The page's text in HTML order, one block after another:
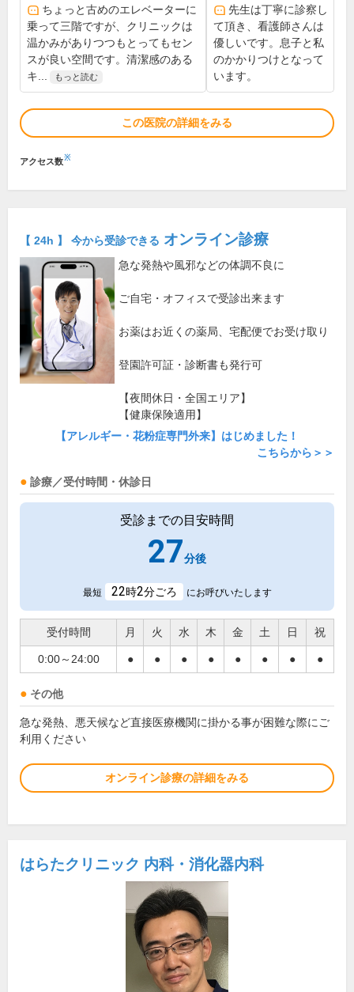
ちょっと古めのエレベーターに
乗って三階ですが、クリニックは
温かみがありつつもとってもセン
スが良い空間です。清潔感のある
キ...
もっと読む
先生は丁寧に診察し
て頂き、看護師さんは
優しいです。息子と私
のかかりつけとなって
います。
この医院の詳細をみる
アクセス数※
【 24h 】 今から受診できる オンライン診療
急な発熱や風邪などの体調不良に
ご自宅・オフィスで受診出来ます
お薬はお近くの薬局、宅配便でお受け取り
登園許可証・診断書も発行可
【夜間休日・全国エリア】
【健康保険適用】
【アレルギー・花粉症専門外来】はじめました！
こちらから＞＞
診療／受付時間・休診日
受診までの目安時間
27分後
最短 22時2分ごろ にお呼びいたします
受付時間 月 火 水 木 金 土 日 祝
0:00～24:00 ● ● ● ● ● ● ● ●
その他
急な発熱、悪天候など直接医療機関に掛かる事が困難な際にご
利用ください
オンライン診療の詳細をみる
はらたクリニック 内科・消化器内科